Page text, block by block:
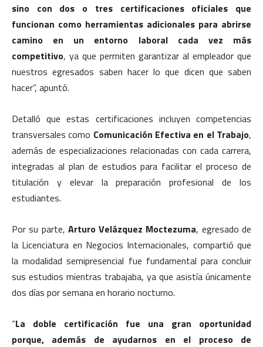
sino con dos o tres certificaciones oficiales que
funcionan como herramientas adicionales para abrirse
camino en un entorno laboral cada vez más
competitivo, ya que permiten garantizar al empleador que
nuestros egresados saben hacer lo que dicen que saben
hacer”, apuntó.
Detalló que estas certificaciones incluyen competencias
transversales como Comunicación Efectiva en el Trabajo,
además de especializaciones relacionadas con cada carrera,
integradas al plan de estudios para facilitar el proceso de
titulación y elevar la preparación profesional de los
estudiantes.
Por su parte, Arturo Velázquez Moctezuma, egresado de
la Licenciatura en Negocios Internacionales, compartió que
la modalidad semipresencial fue fundamental para concluir
sus estudios mientras trabajaba, ya que asistía únicamente
dos días por semana en horario nocturno.
“La doble certificación fue una gran oportunidad
porque, además de ayudarnos en el proceso de